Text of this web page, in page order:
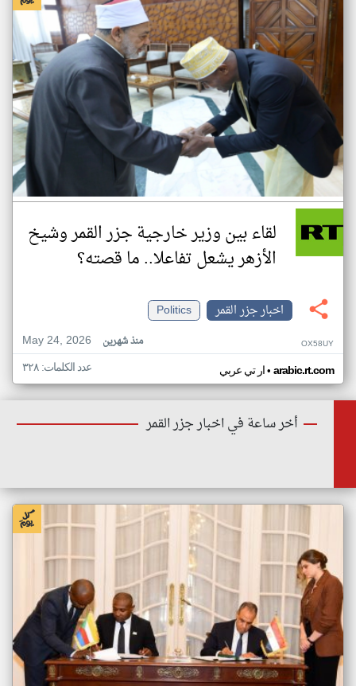
لقاء بين وزير خارجية جزر القمر وشيخ
الأزهر يشعل تفاعلا.. ما قصته؟
اخبار جزر القمر
Politics
May 24, 2026
منذ شهرين OX58UY
ار تي عربي• arabic.rt.com عدد الكلمات: ٣٢٨
أخر ساعة في اخبار جزر القمر